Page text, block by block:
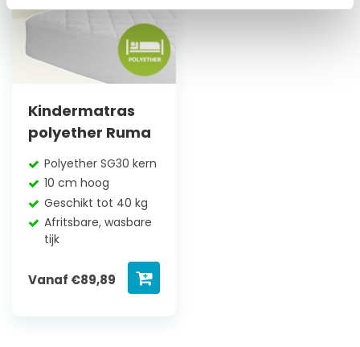
Kindermatras
polyether Ruma
Polyether SG30 kern
10 cm hoog
Geschikt tot 40 kg
Afritsbare, wasbare
tijk
Vanaf €89,89